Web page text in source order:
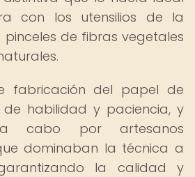
con los utensilios de la
de fibras vegetales
fabricación del papel de
habilidad y paciencia, y
cabo por artesanos
dominaban la técnica a
la calidad y